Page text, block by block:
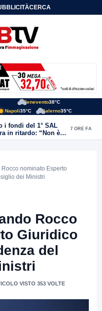
CERCA
Benevento38°C
Napoli35°C Salerno35°C
i fondi del 1° SAL
in ritardo: “Non è
7 ORE FA
Rocco nominato Esperto
dei Ministri
Rocco
Giuridico
del
VISTO 353 VOLTE